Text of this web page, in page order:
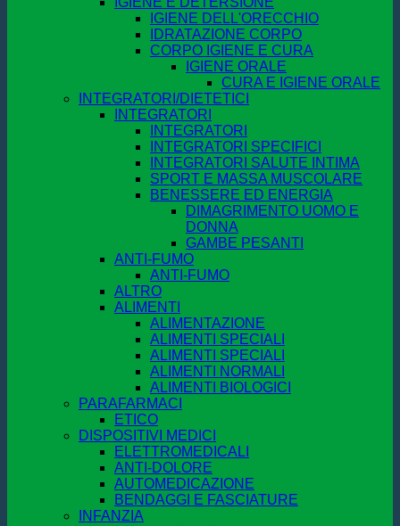
IGIENE DELL'ORECCHIO
IDRATAZIONE CORPO
CORPO IGIENE E CURA
IGIENE ORALE
CURA E IGIENE ORALE
INTEGRATORI/DIETETICI
INTEGRATORI
INTEGRATORI
INTEGRATORI SPECIFICI
INTEGRATORI SALUTE INTIMA
SPORT E MASSA MUSCOLARE
BENESSERE ED ENERGIA
DIMAGRIMENTO UOMO E
DONNA
GAMBE PESANTI
ANTI-FUMO
ANTI-FUMO
ALTRO
ALIMENTI
ALIMENTAZIONE
ALIMENTI SPECIALI
ALIMENTI SPECIALI
ALIMENTI NORMALI
ALIMENTI BIOLOGICI
PARAFARMACI
ETICO
DISPOSITIVI MEDICI
ELETTROMEDICALI
ANTI-DOLORE
AUTOMEDICAZIONE
BENDAGGI E FASCIATURE
INFANZIA